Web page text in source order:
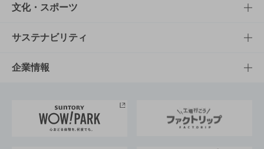
商品一覧
商品発売情報
栄養成分一覧
知る・楽しむTOP
キャンペーン
工場見学
地域情報
文化・スポーツ
文化・スポーツTOP
サントリーホール
サントリーサンバーズ大阪
サステナビリティ
サステナビリティTOP
サントリーが考えるサステナビリティ経営
企業情報
企業概要